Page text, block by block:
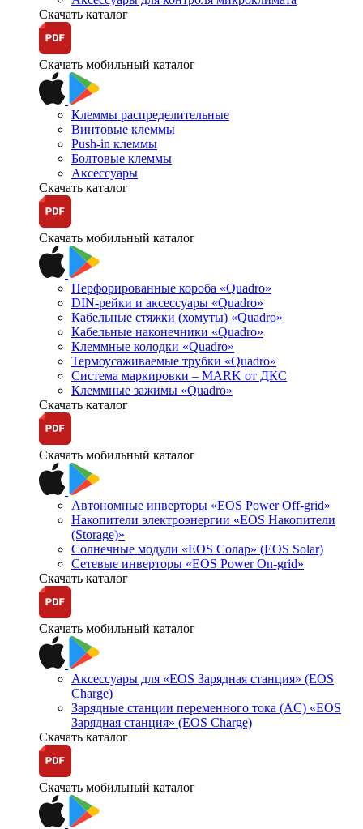
Скачать каталог
Скачать мобильный каталог
Клеммы распределительные
Винтовые клеммы
Push-in клеммы
Болтовые клеммы
Аксессуары
Скачать каталог
Скачать мобильный каталог
Перфорированные короба «Quadro»
DIN-рейки и аксессуары «Quadro»
Кабельные стяжки (хомуты) «Quadro»
Кабельные наконечники «Quadro»
Клеммные колодки «Quadro»
Термоусаживаемые трубки «Quadro»
Система маркировки – MARK от ДКС
Клеммные зажимы «Quadro»
Скачать каталог
Скачать мобильный каталог
Автономные инверторы «EOS Power Off-grid»
Накопители электроэнергии «EOS Накопители
(Storage)»
Солнечные модули «EOS Солар» (EOS Solar)
Сетевые инверторы «EOS Power On-grid»
Скачать каталог
Скачать мобильный каталог
Аксессуары для «EOS Зарядная станция» (EOS
Charge)
Зарядные станции переменного тока (AC) «EOS
Зарядная станция» (EOS Charge)
Скачать каталог
Скачать мобильный каталог